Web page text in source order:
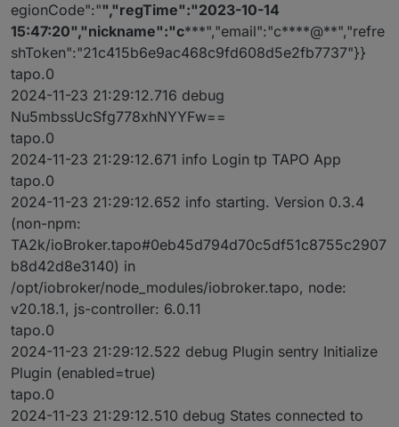
egionCode":"","regTime":"2023-10-14
15:47:20","nickname":"c***","email":"c****@**","refre
shToken":"21c415b6e9ac468c9fd608d5e2fb7737"}}
tapo.0
2024-11-23 21:29:12.716 debug
Nu5mbssUcSfg778xhNYYFw==
tapo.0
2024-11-23 21:29:12.671 info Login tp TAPO App
tapo.0
2024-11-23 21:29:12.652 info starting. Version 0.3.4
(non-npm:
TA2k/ioBroker.tapo#0eb45d794d70c5df51c8755c2907
b8d42d8e3140) in
/opt/iobroker/node_modules/iobroker.tapo, node:
v20.18.1, js-controller: 6.0.11
tapo.0
2024-11-23 21:29:12.522 debug Plugin sentry Initialize
Plugin (enabled=true)
tapo.0
2024-11-23 21:29:12.510 debug States connected to